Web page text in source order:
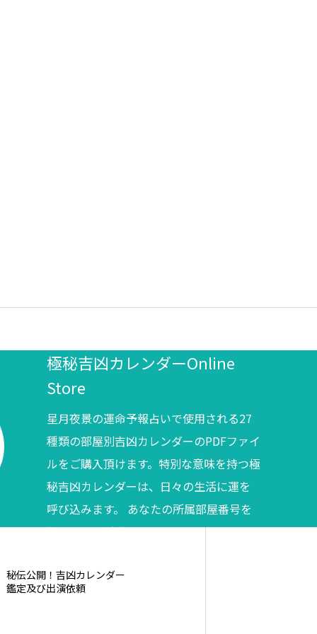
極秘吉凶カレンダーOnline
Store
星月夜景の運命予報占いで使用される27
種類の部屋別吉凶カレンダーのPDFファイ
ルをご購入頂けます。特別な意味を持つ極
秘吉凶カレンダーは、日々の生活に運を
呼び込みます。 あなたの所属部屋番号を
調べてからご購入ください。
秘伝公開！吉凶カレンダー
鑑定及び出演依頼